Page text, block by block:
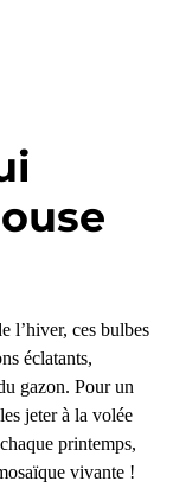
l’hiver, ces bulbes
éclatants,
gazon. Pour un
jeter à la volée
printemps,
vivante !